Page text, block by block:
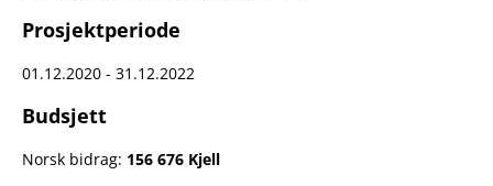
Prosjektperiode
01.12.2020 - 31.12.2022
Budsjett
Norsk bidrag: 156 676 Kjell